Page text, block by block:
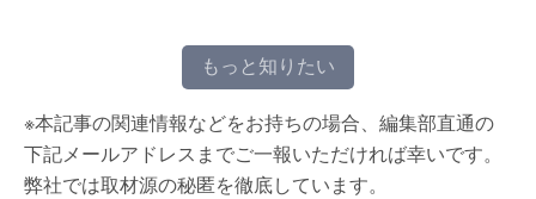
もっと知りたい
※本記事の関連情報などをお持ちの場合、編集部直通の
下記メールアドレスまでご一報いただければ幸いです。
弊社では取材源の秘匿を徹底しています。